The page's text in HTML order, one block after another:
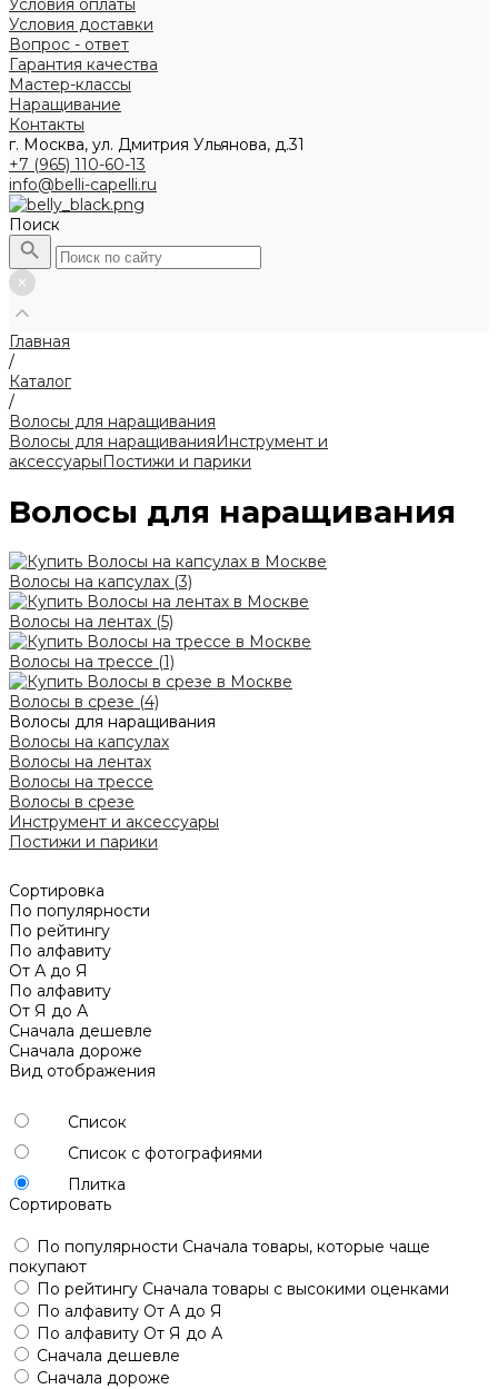
Условия оплаты
Условия доставки
Вопрос - ответ
Гарантия качества
Мастер-классы
Наращивание
Контакты
г. Москва, ул. Дмитрия Ульянова, д.31
+7 (965) 110-60-13
info@belli-capelli.ru
Поиск
Главная
/
Каталог
/
Волосы для наращивания
Волосы для наращиванияИнструмент и
аксессуарыПостижи и парики
Волосы для наращивания
Волосы на капсулах (3)
Волосы на лентах (5)
Волосы на трессе (1)
Волосы в срезе (4)
Волосы для наращивания
Волосы на капсулах
Волосы на лентах
Волосы на трессе
Волосы в срезе
Инструмент и аксессуары
Постижи и парики
Сортировка
По популярности
По рейтингу
По алфавиту
От А до Я
По алфавиту
От Я до А
Сначала дешевле
Сначала дороже
Вид отображения
Список
Список с фотографиями
Плитка
Сортировать
По популярности Сначала товары, которые чаще
покупают
По рейтингу Сначала товары с высокими оценками
По алфавиту От А до Я
По алфавиту От Я до А
Сначала дешевле
Сначала дороже